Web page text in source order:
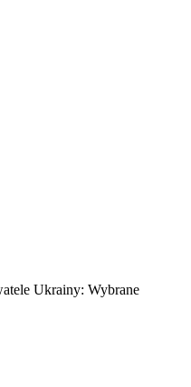
Ukrainy: Wybrane